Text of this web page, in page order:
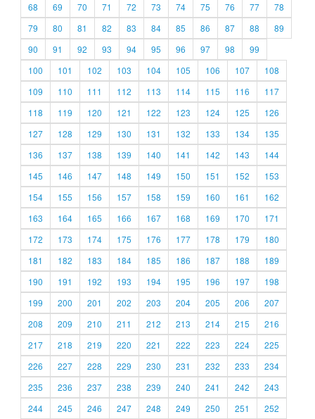
68
69 70 71 72 73 74 75 76 77
78
79
80 81 82 83 84 85 86 87 88
89
90
91 92 93 94 95 96 97 98
99
100
101 102 103 104 105 106 107
108
109
110 111 112 113 114 115 116
117
118
119 120 121 122 123 124 125
126
127
128 129 130 131 132 133 134
135
136
137 138 139 140 141 142 143
144
145
146 147 148 149 150 151 152
153
154
155 156 157 158 159 160 161
162
163
164 165 166 167 168 169 170
171
172
173 174 175 176 177 178 179
180
181
182 183 184 185 186 187 188
189
190
191 192 193 194 195 196 197
198
199
200 201 202 203 204 205 206
207
208
209 210 211 212 213 214 215
216
217
218 219 220 221 222 223 224
225
226
227 228 229 230 231 232 233
234
235
236 237 238 239 240 241 242
243
244
245 246 247 248 249 250 251 252